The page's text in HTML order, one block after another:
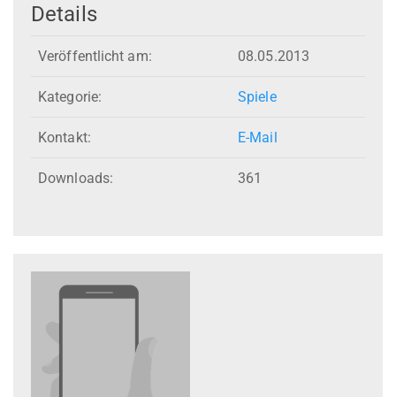
Details
Veröffentlicht am: 08.05.2013
Kategorie: Spiele
Kontakt: E-Mail
Downloads: 361